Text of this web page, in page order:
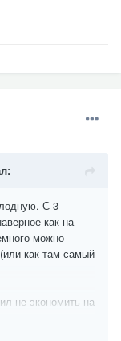
С 3
как на
можно
как там самый
не экономить на
что из-за того